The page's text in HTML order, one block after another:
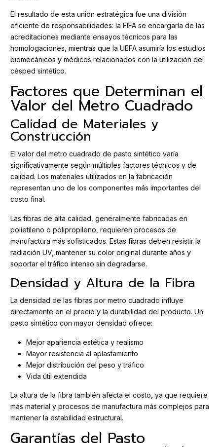
El resultado de esta unión estratégica fue una división
eficiente de responsabilidades: la FIFA se encargaría de las
acreditaciones mediante ensayos técnicos para las
homologaciones, mientras que la UEFA asumiría los estudios
biomecánicos y médicos relacionados con la utilización del
césped sintético.
Factores que Determinan el
Valor del Metro Cuadrado
Calidad de Materiales y
Construcción
El valor del metro cuadrado de pasto sintético varía
significativamente según múltiples factores técnicos y de
calidad. Los materiales utilizados en la fabricación
representan uno de los componentes más importantes del
costo final.
Las fibras de alta calidad, generalmente fabricadas en
polietileno o polipropileno, requieren procesos de
manufactura más sofisticados. Estas fibras deben resistir la
radiación UV, mantener su color original durante años y
soportar el tráfico intenso sin degradarse.
Densidad y Altura de la Fibra
La densidad de las fibras por metro cuadrado influye
directamente en el precio y la durabilidad del producto. Un
pasto sintético con mayor densidad ofrece:
Mejor apariencia estética y realismo
Mayor resistencia al aplastamiento
Mejor distribución del peso y tráfico
Vida útil extendida
La altura de la fibra también afecta el costo, ya que requiere
más material y procesos de manufactura más complejos para
mantener la estabilidad estructural.
Garantías del Pasto